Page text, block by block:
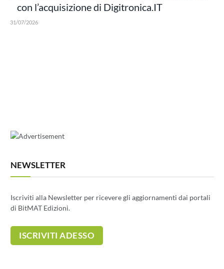
con l’acquisizione di Digitronica.IT
31/07/2026
NEWSLETTER
Iscriviti alla Newsletter per ricevere gli aggiornamenti dai portali
di BitMAT Edizioni.